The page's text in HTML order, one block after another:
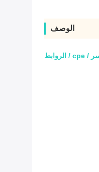
الوصف